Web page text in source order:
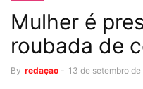
Mulher é
roubada de
By redaçao - 13 de setembro de